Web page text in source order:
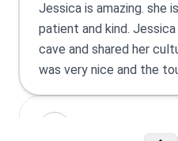
Jessica is amazing. she
patient and kind.
cave and shared her
was very nice and the
team.